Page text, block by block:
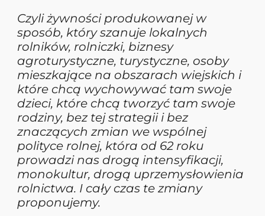
Czyli żywności produkowanej w
sposób, który szanuje lokalnych
rolników, rolniczki, biznesy
agroturystyczne, turystyczne, osoby
mieszkające na obszarach wiejskich i
które chcą wychowywać tam swoje
dzieci, które chcą tworzyć tam swoje
rodziny, bez tej strategii i bez
znaczących zmian we wspólnej
polityce rolnej, która od 62 roku
prowadzi nas drogą intensyfikacji,
monokultur, drogą uprzemysłowienia
rolnictwa. I cały czas te zmiany
proponujemy.